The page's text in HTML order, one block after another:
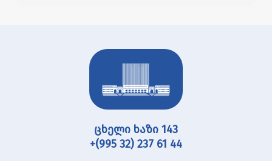
ცხელი ხაზი 143
+(995 32) 237 61 44